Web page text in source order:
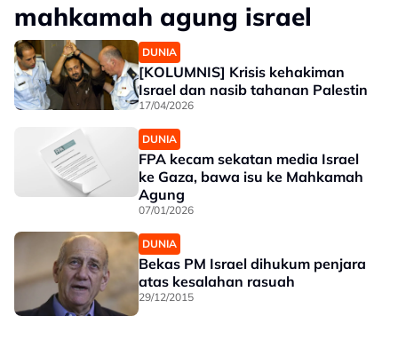
mahkamah agung israel
DUNIA
[KOLUMNIS] Krisis kehakiman
Israel dan nasib tahanan Palestin
17/04/2026
DUNIA
FPA kecam sekatan media Israel
ke Gaza, bawa isu ke Mahkamah
Agung
07/01/2026
DUNIA
Bekas PM Israel dihukum penjara
atas kesalahan rasuah
29/12/2015